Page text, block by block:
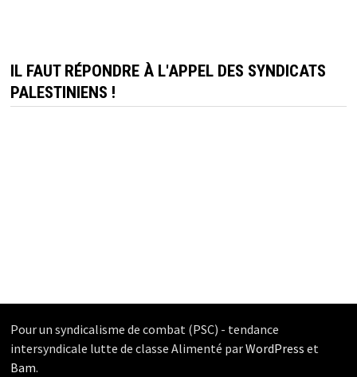
IL FAUT RÉPONDRE À L'APPEL DES SYNDICATS
PALESTINIENS !
Pour un syndicalisme de combat (PSC) - tendance
intersyndicale lutte de classe Alimenté parWordPress et
Bam.